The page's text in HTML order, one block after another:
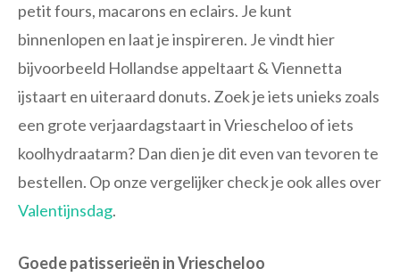
petit fours, macarons en eclairs. Je kunt
binnenlopen en laat je inspireren. Je vindt hier
bijvoorbeeld Hollandse appeltaart & Viennetta
ijstaart en uiteraard donuts. Zoek je iets unieks zoals
een grote verjaardagstaart in Vriescheloo of iets
koolhydraatarm? Dan dien je dit even van tevoren te
bestellen. Op onze vergelijker check je ook alles over
Valentijnsdag.
Goede patisserieën in Vriescheloo